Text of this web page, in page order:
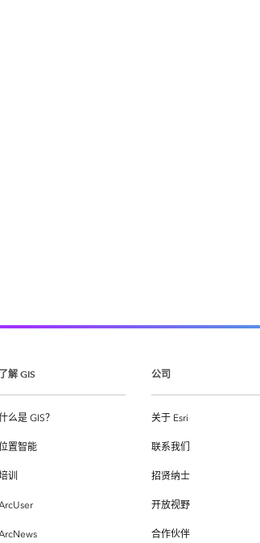
了解 GIS
么是 GIS？
置智能
训
公司
关于 Esri
联系我们
招贤纳士
开放视野
合作伙伴